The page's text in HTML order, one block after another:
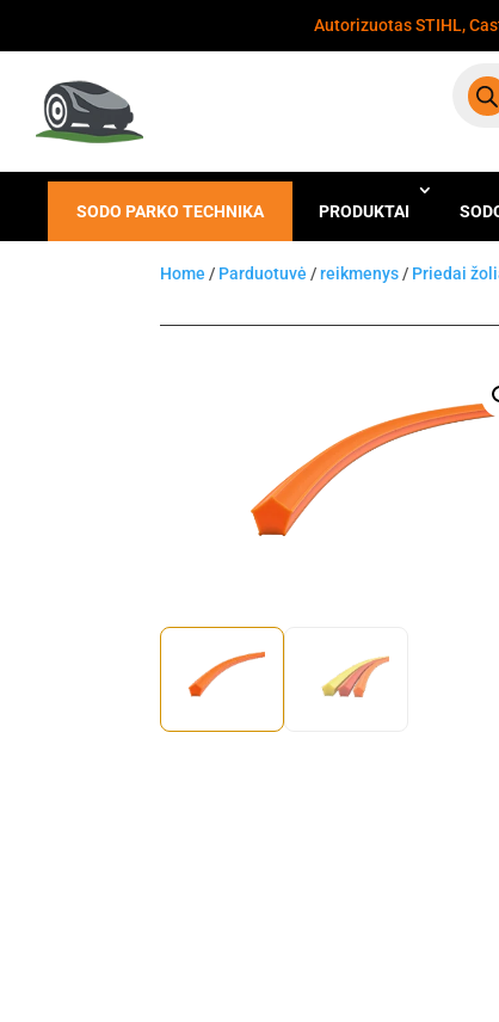
Autorizuotas STIHL,
SODO PARKO TECHNIKA PRODUKTAI
Home / Parduotuvė /reikmenys / Priedai